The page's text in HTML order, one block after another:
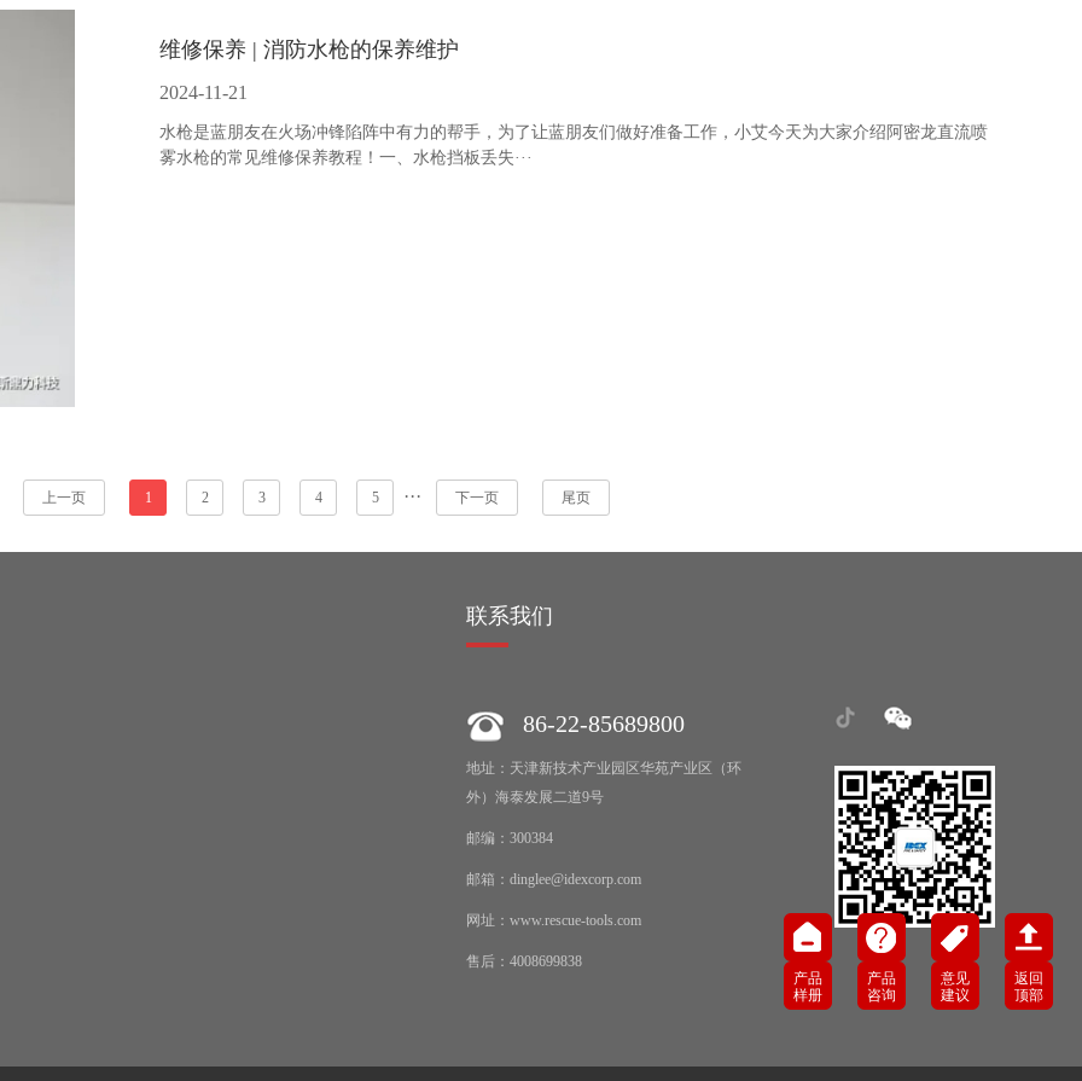
维修保养 | 消防水枪的保养维护
2024-11-21
水枪是蓝朋友在火场冲锋陷阵中有力的帮手，为了让蓝朋友们做好准备工作，小艾今天为大家介绍阿密龙直流喷
雾水枪的常见维修保养教程！一、水枪挡板丢失···
上一页 1 2 3 4 5 ··· 下一页 尾页
联系我们
86-22-85689800
地址：天津新技术产业园区华苑产业区（环
外）海泰发展二道9号
邮编：300384
邮箱：dinglee@idexcorp.com
网址：www.rescue-tools.com
售后：4008699838
产品
样册
产品
咨询
意见
建议
返回
顶部